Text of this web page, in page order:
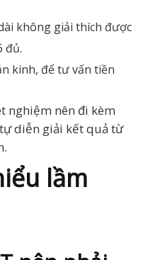
không giải thích được
đủ.
kinh, để tư vấn tiền
nghiệm nên đi kèm
diễn giải kết quả từ
lầm